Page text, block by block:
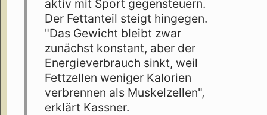
aktiv mit Sport gegensteuern.
Der Fettanteil steigt hingegen.
"Das Gewicht bleibt zwar
zunächst konstant, aber der
Energieverbrauch sinkt, weil
Fettzellen weniger Kalorien
verbrennen als Muskelzellen",
erklärt Kassner.